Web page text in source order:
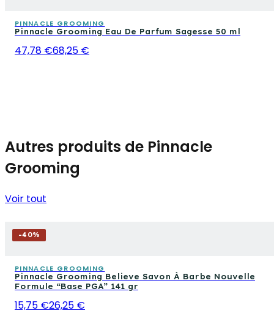
PINNACLE GROOMING
Pinnacle Grooming Eau De Parfum Sagesse 50 ml
47,78 €68,25 €
Autres produits de Pinnacle
Grooming
Voir tout
-40%
PINNACLE GROOMING
Pinnacle Grooming Believe Savon À Barbe Nouvelle
Formule “Base PGA” 141 gr
15,75 €26,25 €